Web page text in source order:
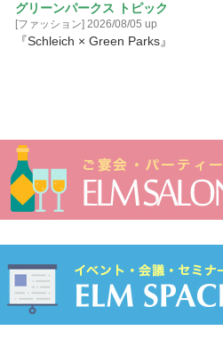
グリーンパークス トピック
[ファッション] 2026/08/05 up
『Schleich × Green Parks』